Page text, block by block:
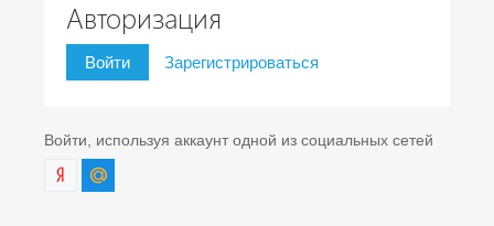
Авторизация
Войти Зарегистрироваться
Войти, используя аккаунт одной из социальных сетей